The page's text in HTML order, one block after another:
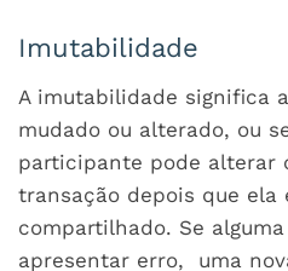
Imutabilidade
A imutabilidade significa
mudado ou alterado, ou
participante pode alterar
transação depois que ela
compartilhado. Se
apresentar erro, uma